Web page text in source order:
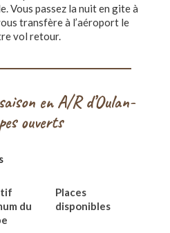
Vous passez la nuit en gite à
transfère à l’aéroport le
vol retour.
en A/R d’Oulan-
ouverts
du
Places
disponibles